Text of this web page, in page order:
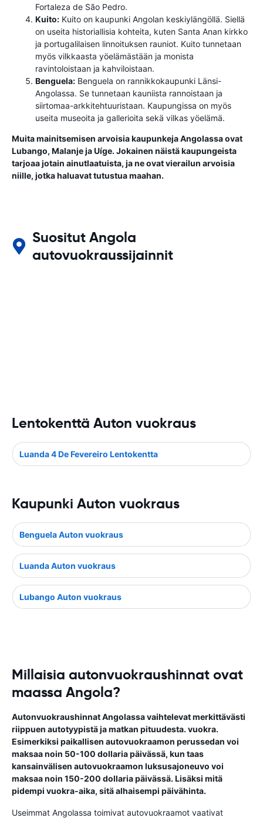
Fortaleza de São Pedro.
Kuito: Kuito on kaupunki Angolan keskiylängöllä. Siellä
on useita historiallisia kohteita, kuten Santa Anan kirkko
ja portugalilaisen linnoituksen rauniot. Kuito tunnetaan
myös vilkkaasta yöelämästään ja monista
ravintoloistaan ​​ja kahviloistaan.
Benguela: Benguela on rannikkokaupunki Länsi-
Angolassa. Se tunnetaan kauniista rannoistaan ​​ja
siirtomaa-arkkitehtuuristaan. Kaupungissa on myös
useita museoita ja gallerioita sekä vilkas yöelämä.
Muita mainitsemisen arvoisia kaupunkeja Angolassa ovat
Lubango, Malanje ja Uíge. Jokainen näistä kaupungeista
tarjoaa jotain ainutlaatuista, ja ne ovat vierailun arvoisia
niille, jotka haluavat tutustua maahan.
Suositut Angola
autovuokraussijainnit
Lentokenttä Auton vuokraus
Luanda 4 De Fevereiro Lentokentta
Kaupunki Auton vuokraus
Benguela Auton vuokraus
Luanda Auton vuokraus
Lubango Auton vuokraus
Millaisia autonvuokraushinnat ovat
maassa Angola?
Autonvuokraushinnat Angolassa vaihtelevat merkittävästi
riippuen autotyypistä ja matkan pituudesta. vuokra.
Esimerkiksi paikallisen autovuokraamon perussedan voi
maksaa noin 50-100 dollaria päivässä, kun taas
kansainvälisen autovuokraamon luksusajoneuvo voi
maksaa noin 150-200 dollaria päivässä. Lisäksi mitä
pidempi vuokra-aika, sitä alhaisempi päivähinta.
Useimmat Angolassa toimivat autovuokraamot vaativat